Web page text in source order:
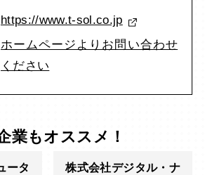
https://www.t-sol.co.jp
ホームページよりお問い合わせ
ください
業もオススメ！
ータ
株式会社デジタル・ナ